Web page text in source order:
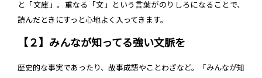
と「文庫」。重なる「文」という言葉がのりしろになることで、
読んだときにすっと心地よく入ってきます。
【２】みんなが知ってる強い文脈を
歴史的な事実であったり、故事成語やことわざなど。「みんなが知